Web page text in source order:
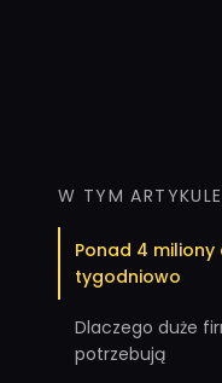
W TYM ARTYKULE
Ponad 4
tygodniowo
Dlaczego duże
potrzebują